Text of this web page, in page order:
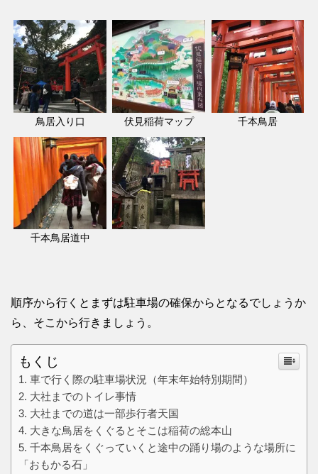
鳥居入り口 伏見稲荷マップ 千本鳥居
千本鳥居道中
順序から行くとまずは駐車場の確保からとなるでしょうか
ら、そこから行きましょう。
もくじ
車で行く際の駐車場状況（年末年始特別期間）
大社までのトイレ事情
大社までの道は一部歩行者天国
大きな鳥居をくぐるとそこは稲荷の総本山
千本鳥居をくぐっていくと途中の踊り場のような場所に
「おもかる石」